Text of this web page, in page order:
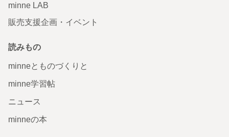
minne LAB
販売支援企画・イベント
読みもの
minneとものづくりと
minne学習帖
ニュース
minneの本